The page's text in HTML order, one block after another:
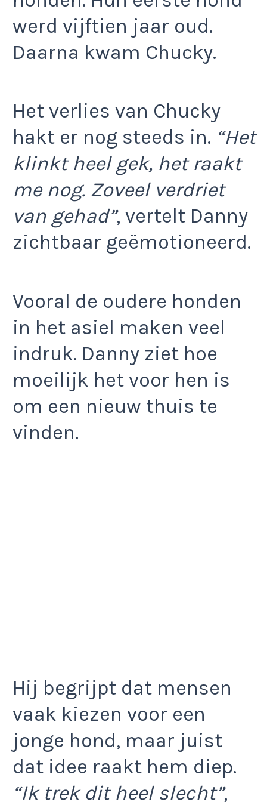
werd vijftien jaar oud.
Daarna kwam Chucky.
Het verlies van Chucky
hakt er nog steeds in. “Het
klinkt heel gek, het raakt
me nog. Zoveel verdriet
van gehad”, vertelt Danny
zichtbaar geëmotioneerd.
Vooral de oudere honden
in het asiel maken veel
indruk. Danny ziet hoe
moeilijk het voor hen is
om een nieuw thuis te
vinden.
Hij begrijpt dat mensen
vaak kiezen voor een
jonge hond, maar juist
dat idee raakt hem diep.
“Ik trek dit heel slecht”,